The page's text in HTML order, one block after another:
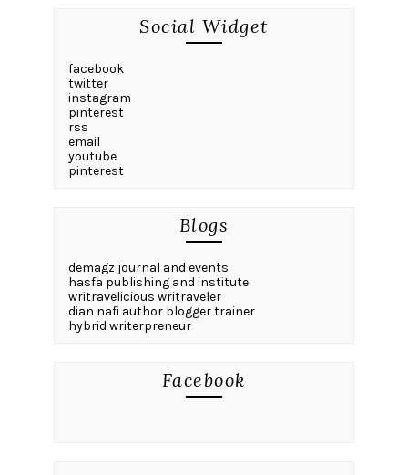
Social Widget
facebook
twitter
instagram
pinterest
rss
email
youtube
pinterest
Blogs
demagz journal and events
hasfa publishing and institute
writravelicious writraveler
dian nafi author blogger trainer
hybrid writerpreneur
Facebook